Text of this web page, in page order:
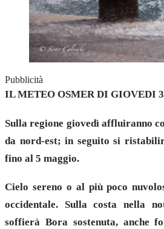
Pubblicità
IL METEO OSMER DI GIOVEDI
Sulla regione giovedì affluiranno
da nord-est; in seguito si
fino al 5 maggio.
Cielo sereno o al più poco
occidentale. Sulla costa nella
soffierà Bora sostenuta, anche